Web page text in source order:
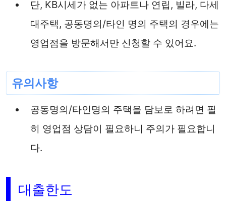
단, KB시세가 없는 아파트나 연립, 빌라, 다세
대주택, 공동명의/타인 명의 주택의 경우에는
영업점을 방문해서만 신청할 수 있어요.
유의사항
공동명의/타인명의 주택을 담보로 하려면 필
히 영업점 상담이 필요하니 주의가 필요합니
다.
대출한도